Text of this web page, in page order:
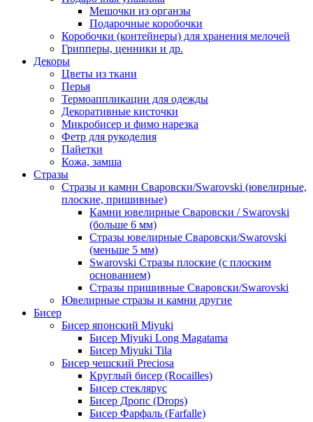
Мешочки из органзы
Подарочные коробочки
Коробочки (контейнеры) для хранения мелочей
Грипперы, ценники и др.
Декоры
Цветы из ткани
Перья
Термоаппликации для одежды
Декоративные кисточки
Микробисер и фимо нарезка
Фетр для рукоделия
Пайетки
Кожа, замша
Стразы
Стразы и камни Сваровски/Swarovski (ювелирные,
плоские, пришивные)
Камни ювелирные Сваровски / Swarovski
(больше 6 мм)
Стразы ювелирные Сваровски/Swarovski
(меньше 5 мм)
Swarovski Стразы плоские (с плоским
основанием)
Стразы пришивные Сваровски/Swarovski
Ювелирные стразы и камни другие
Бисер
Бисер японский Miyuki
Бисер Miyuki Long Magatama
Бисер Miyuki Tila
Бисер чешский Preciosa
Круглый бисер (Rocailles)
Бисер стеклярус
Бисер Дропс (Drops)
Бисер Фарфаль (Farfalle)